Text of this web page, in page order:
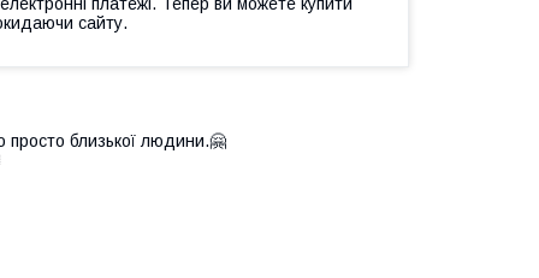
сайту.
близької людини.🤗